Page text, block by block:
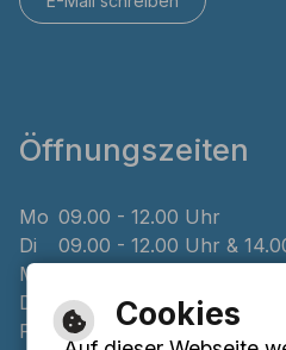
Öffnungszeiten
Mo 09.00 - 12.00 Uhr
Di
09.00 - 12.00 Uhr &
Mi
Do
08.00 - 12.00 Uhr &
Fr
09.00 - 12.00 Uhr
Cookies